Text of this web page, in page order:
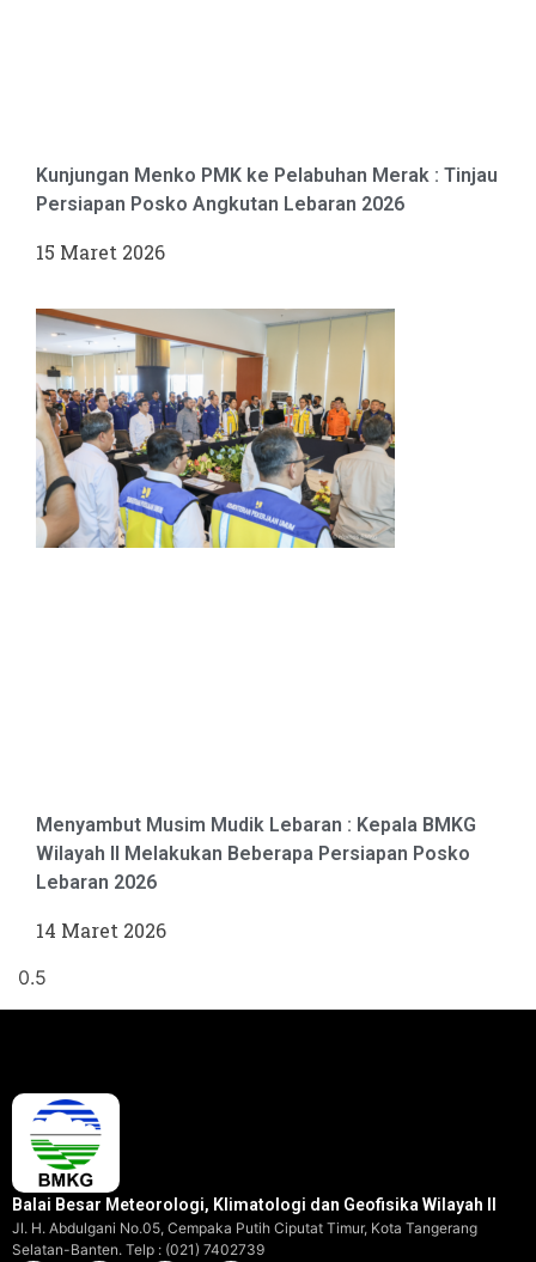
Kunjungan Menko PMK ke Pelabuhan Merak : Tinjau
Persiapan Posko Angkutan Lebaran 2026
15 Maret 2026
Menyambut Musim Mudik Lebaran : Kepala BMKG
Wilayah II Melakukan Beberapa Persiapan Posko
Lebaran 2026
14 Maret 2026
Balai Besar Meteorologi, Klimatologi dan Geofisika Wilayah II
Jl. H. Abdulgani No.05, Cempaka Putih Ciputat Timur, Kota Tangerang
Selatan-Banten. Telp : (021) 7402739